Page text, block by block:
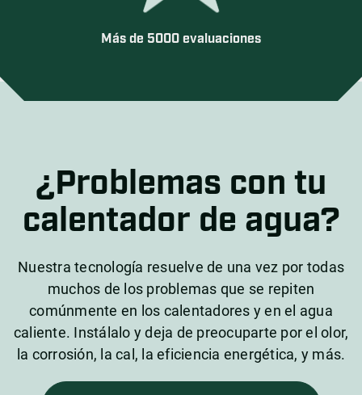
Más de 5000 evaluaciones
¿Problemas con tu
calentador de agua?
Nuestra tecnología resuelve de una vez por todas
muchos de los problemas que se repiten
comúnmente en los calentadores y en el agua
caliente. Instálalo y deja de preocuparte por el olor,
la corrosión, la cal, la eficiencia energética, y más.